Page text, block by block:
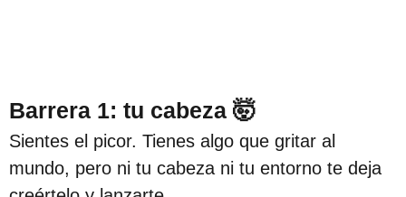
Barrera 1: tu cabeza 🤯
Sientes el picor. Tienes algo que gritar al
mundo, pero ni tu cabeza ni tu entorno te deja